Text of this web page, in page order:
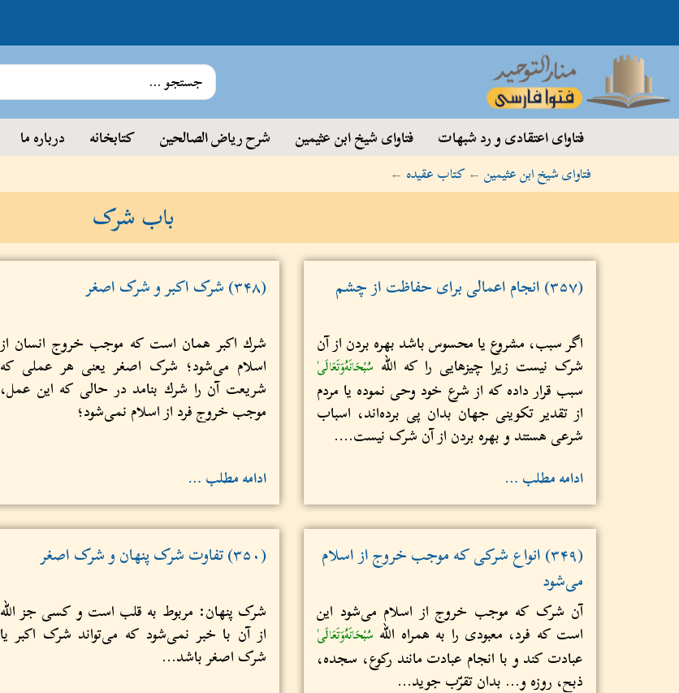
فتاوای اعتقادی و رد شبهات فتاوای شیخ ابن عثیمین شرح ریاض الصالحین کتابخانه درباره ما
فتاوای شیخ ابن عثیمین ←کتاب عقیده ←
باب شرک
(۳۵۷) انجام اعمالی برای حفاظت از چشم
اگر سبب، مشروع یا محسوس باشد بهره بردن از آن
شرک نیست زیرا چیزهایی را که الله سُبْحَانَهُ‌وَتَعَالَى
سبب قرار داده که از شرع خود وحی نموده یا مردم
از تقدیر تکوینی جهان بدان پی برده‌اند، اسباب
شرعی هستند و بهره بردن از آن شرک نیست....
ادامه مطلب …
(۳۴۸) شرک اکبر و شرک اصغر
شرك اكبر همان است که موجب خروج انسان از
اسلام می‌شود؛ شرک اصغر یعنی هر عملی که
شریعت آن را‌ شرك بنامد در حالی که این عمل،
موجب خروج فرد از اسلام نمی‌شود؛
ادامه مطلب …
(۳۴۹) انواع شرکی که موجب خروج از اسلام
می‌شود
آن شرک که موجب خروج از اسلام می‌شود این
است که فرد، معبودی را به همراه الله سُبْحَانَهُ‌وَتَعَالَى
عبادت کند و با انجام عبادت مانند رکوع، سجده،
ذبح، روزه و... بدان تقرّب جوید...
(۳۵۰) تفاوت شرک پنهان و شرک اصغر
شرک پنهان: مربوط به قلب است و کسی جز الله
از آن با خبر نمی‌شود که می‌تواند شرک اکبر یا
شرک اصغر ‌باشد...